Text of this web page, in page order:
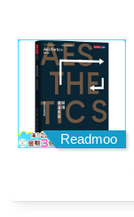
Readmoo